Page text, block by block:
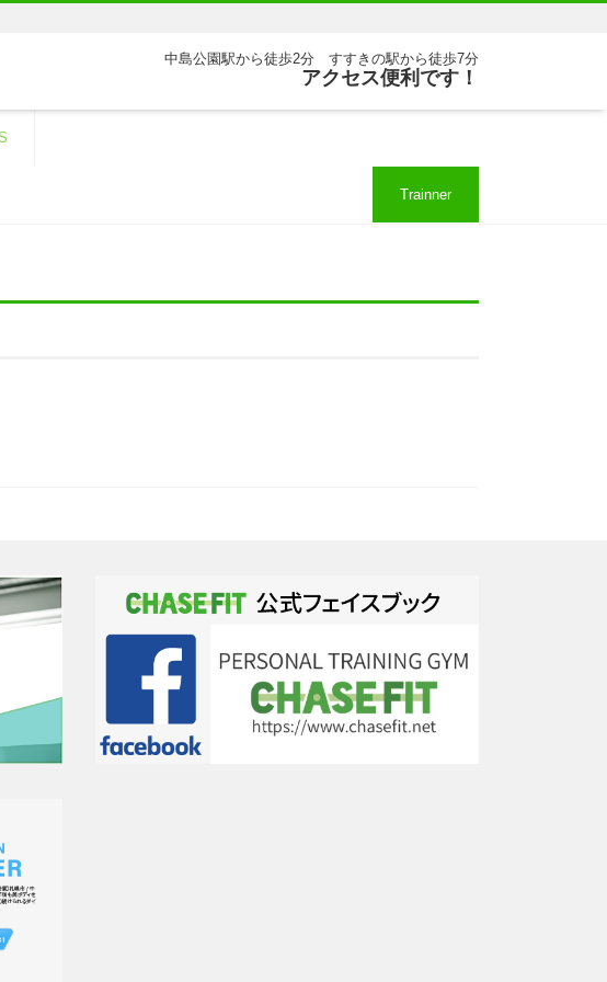
中島公園駅から徒歩2分 すすきの駅から徒歩7分
アクセス便利です！
Trainner